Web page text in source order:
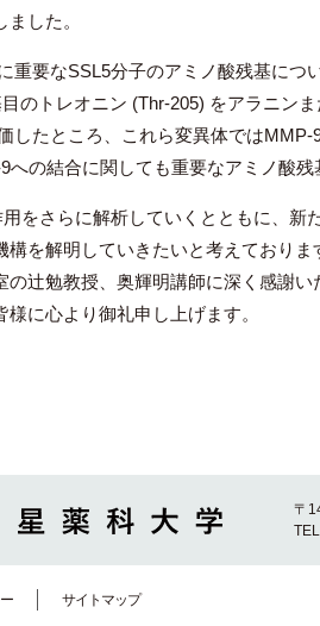
した。
要なSSL5分子のアミノ酸残基につ
のトレオニン (Thr-205) をアラニン
したところ、これら変異体では
の結合に関しても重要なアミノ酸残
をさらに解析していくとともに、新
構を解明していきたいと考えており
辻勉教授、奥輝明講師に深く感謝
に心より御礼申し上げます。
〒
サイトマップ